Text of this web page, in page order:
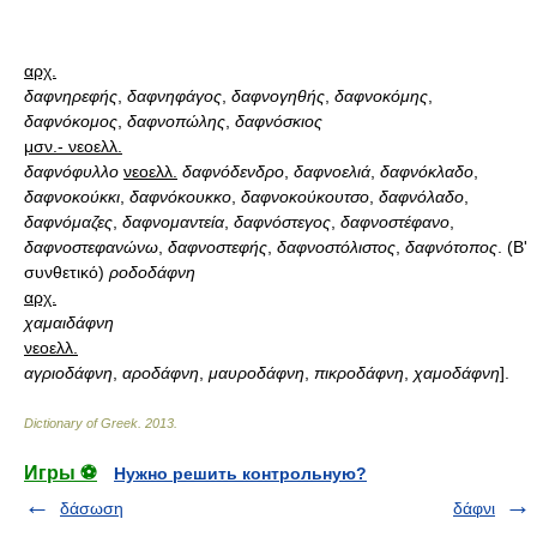
αρχ.
δαφνηρεφής δαφνηφάγος δαφνογηθής δαφνοκόμης
δαφνόκομος δαφνοπώλης δαφνόσκιος
μσν.- νεοελλ.
δαφνόφυλλο νεοελλ. δαφνόδενδρο δαφνοελιά δαφνόκλαδο
δαφνοκούκκι δαφνόκουκκο δαφνοκούκουτσο δαφνόλαδο
δαφνόμαζες δαφνομαντεία δαφνόστεγος δαφνοστέφανο
δαφνοστεφανώνω δαφνοστεφής δαφνοστόλιστος δαφνότοπος . (Β'
συνθετικό) ροδοδάφνη
αρχ.
χαμαιδάφνη
νεοελλ.
αγριοδάφνη αροδάφνη μαυροδάφνη πικροδάφνη χαμοδάφνη].
Dictionary of Greek 2013
Игры ⚽
Нужно решить контрольную?
δάσωση
δάφνι